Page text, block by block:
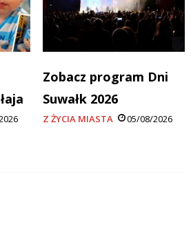
Zobacz program Dni
Suwałk 2026
Z ŻYCIA MIASTA 05/08/2026